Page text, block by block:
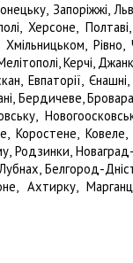
Запоріжжі,
Херсоне,
Рівно,
Керчі,
Евпаторії,
Бердичеве,
Коростене, Ковеле,
Родзинки, Новаград-
Белгород-
Ахтирку,